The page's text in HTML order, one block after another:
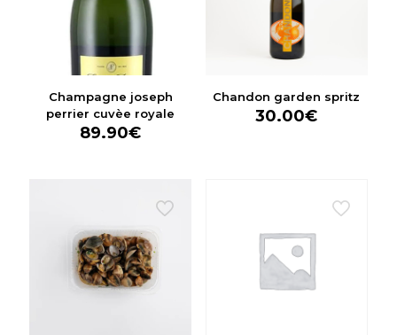
Champagne joseph
perrier cuvèe royale
89.90€
Chandon garden spritz
30.00€